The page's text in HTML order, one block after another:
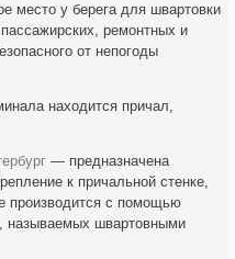
место у берега для швартовки
ремонтных и
от непогоды
находится причал,
— предназначена
к причальной стенке,
производится с помощью
называемых швартовными